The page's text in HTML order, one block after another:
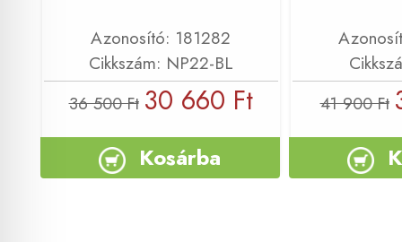
Azonosító: 181282
Cikkszám: NP22-BL
36 500 Ft 30 660 Ft
Kosárba
41 900 Ft